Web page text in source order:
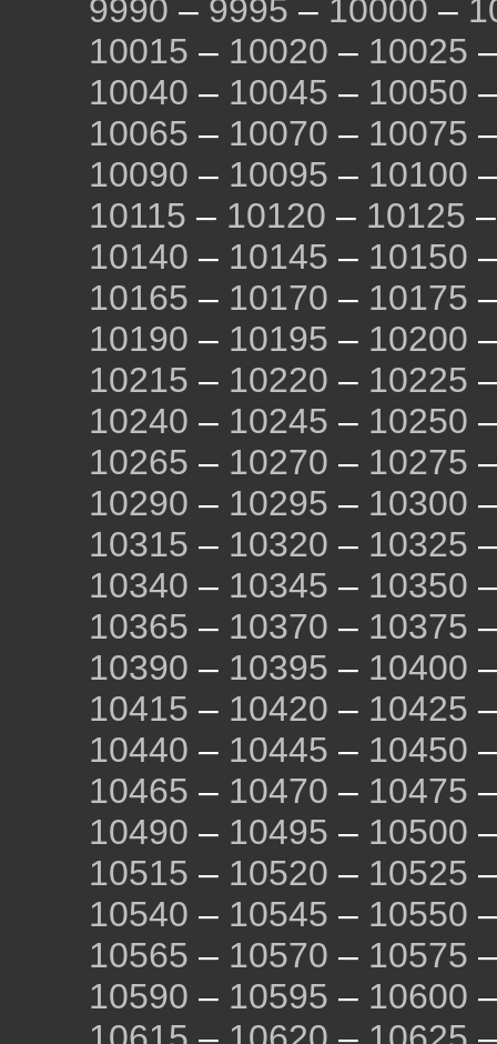
9990 – 9995 – 10000 –
10015 – 10020 – 10025
10040 – 10045 – 10050
10065 – 10070 – 10075
10090 – 10095 – 10100
10115 – 10120 – 10125
10140 – 10145 – 10150
10165 – 10170 – 10175
10190 – 10195 – 10200
10215 – 10220 – 10225
10240 – 10245 – 10250
10265 – 10270 – 10275
10290 – 10295 – 10300
10315 – 10320 – 10325
10340 – 10345 – 10350
10365 – 10370 – 10375
10390 – 10395 – 10400
10415 – 10420 – 10425
10440 – 10445 – 10450
10465 – 10470 – 10475
10490 – 10495 – 10500
10515 – 10520 – 10525
10540 – 10545 – 10550
10565 – 10570 – 10575
10590 – 10595 – 10600